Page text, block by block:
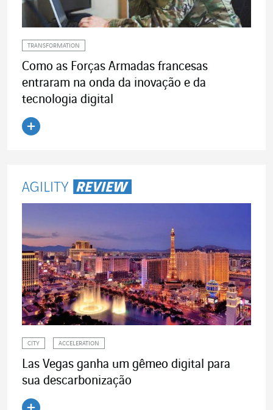
TRANSFORMATION
Como as Forças Armadas francesas
entraram na onda da inovação e da
tecnologia digital
CITY ACCELERATION
Las Vegas ganha um gêmeo digital para
sua descarbonização